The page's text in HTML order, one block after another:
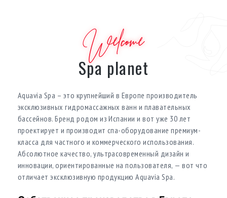
Welcome
Spa planet
Aquavia Spa – это крупнейший в Европе производитель
эксклюзивных гидромассажных ванн и плавательных
бассейнов. Бренд родом из Испании и вот уже 30 лет
проектирует и производит спа-оборудование премиум-
класса для частного и коммерческого использования.
Абсолютное качество, ультрасовременный дизайн и
инновации, ориентированные на пользователя, — вот что
отличает эксклюзивную продукцию Aquavia Spa.